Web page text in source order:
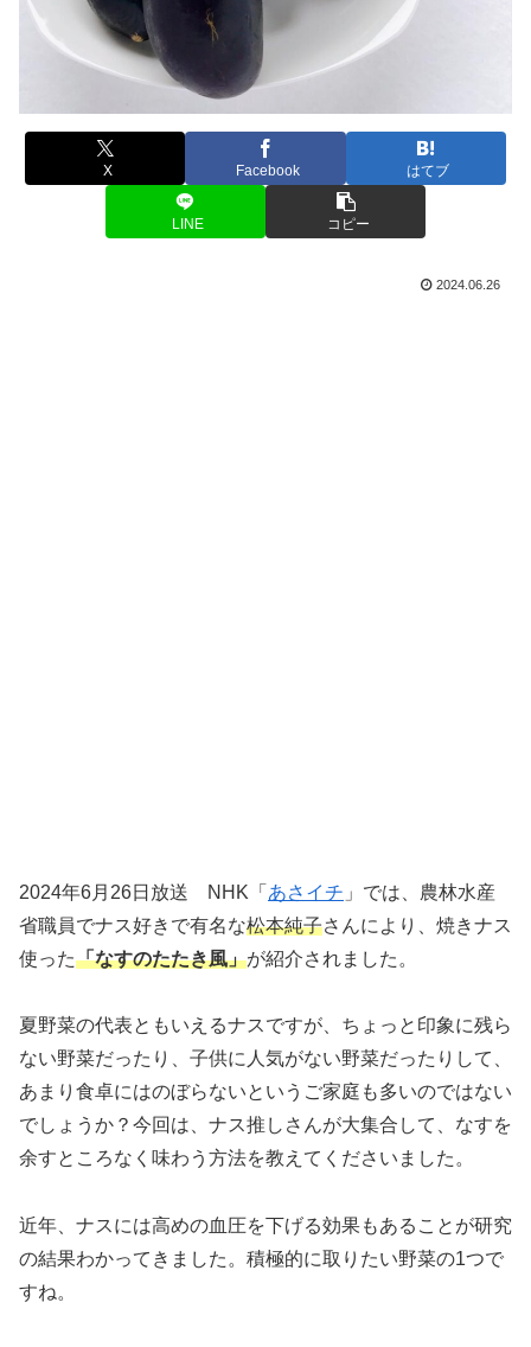
X Facebook はてブ
LINE コピー
2024.06.26
2024年6月26日放送 NHK「 あさイチ 」では、農林水産
省職員でナス好きで有名な松本純子さんにより、焼きナス
使った「なすのたたき風」が紹介されました。
夏野菜の代表ともいえるナスですが、ちょっと印象に残ら
ない野菜だったり、子供に人気がない野菜だったりして、
あまり食卓にはのぼらないというご家庭も多いのではない
でしょうか？今回は、ナス推しさんが大集合して、なすを
余すところなく味わう方法を教えてくださいました。
近年、ナスには高めの血圧を下げる効果もあることが研究
の結果わかってきました。積極的に取りたい野菜の1つで
すね。